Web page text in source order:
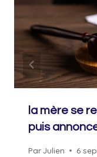
la mère se
puis
ParJulien 6